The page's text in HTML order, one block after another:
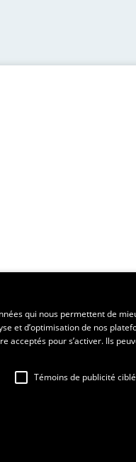
qui nous permettent de
et d’optimisation de nos
acceptés pour s’activer. Ils
Témoins de publicité